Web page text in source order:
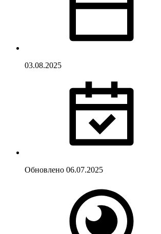
03.08.2025
Обновлено 06.07.2025